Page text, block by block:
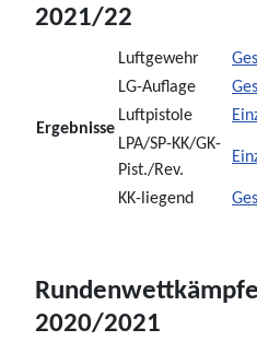
2021/22
Ergebnisse
Luftgewehr
LG-Auflage
Luftpistole
LPA/SP-KK/GK-
Pist./Rev.
KK-liegend
2020/2021